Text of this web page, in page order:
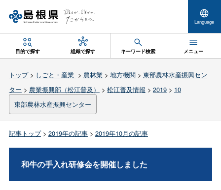
Language
目的で探す 組織で探す キーワード検索 メニュー
トップ> しごと・産業 > 農林業> 地方機関> 東部農林水産振興セン
ター > 農業振興部（松江普及） > 松江普及情報 > 2019> 10
東部農林水産振興センター
記事トップ> 2019年の記事> 2019年10月の記事
和牛の手入れ研修会を開催しました